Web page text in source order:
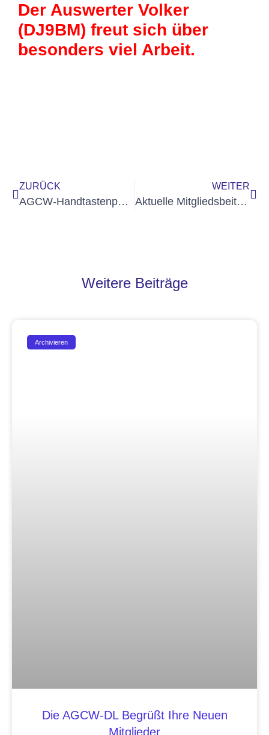
Der Auswerter Volker
(DJ9BM) freut sich über
besonders viel Arbeit.
ZURÜCK
AGCW-Handtastenparty 80m
WEITER
Aktuelle Mitgliedsbeiträge
Weitere Beiträge
Archivieren
Die AGCW-DL Begrüßt Ihre Neuen
Mitglieder